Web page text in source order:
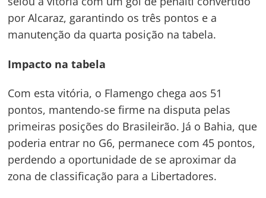
por Alcaraz, garantindo os três pontos e a
manutenção da quarta posição na tabela.
Impacto na tabela
Com esta vitória, o Flamengo chega aos 51
pontos, mantendo-se firme na disputa pelas
primeiras posições do Brasileirão. Já o Bahia, que
poderia entrar no G6, permanece com 45 pontos,
perdendo a oportunidade de se aproximar da
zona de classificação para a Libertadores.